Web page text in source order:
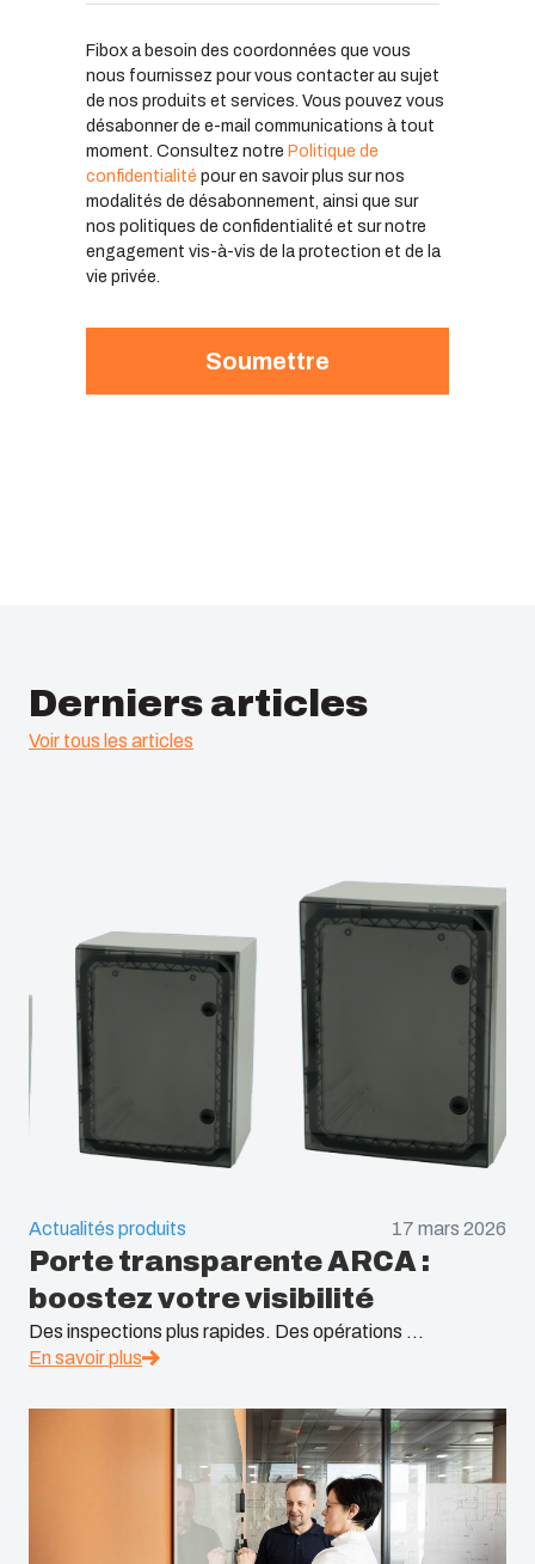
Fibox a besoin des coordonnées que vous
nous fournissez pour vous contacter au sujet
de nos produits et services. Vous pouvez vous
désabonner de e-mail communications à tout
moment. Consultez notre Politique de
confidentialité pour en savoir plus sur nos
modalités de désabonnement, ainsi que sur
nos politiques de confidentialité et sur notre
engagement vis-à-vis de la protection et de la
vie privée.
Derniers articles
Voir tous les articles
Actualités produits 17 mars 2026
Porte transparente ARCA :
boostez votre visibilité
Des inspections plus rapides. Des opérations ...
En savoir plus